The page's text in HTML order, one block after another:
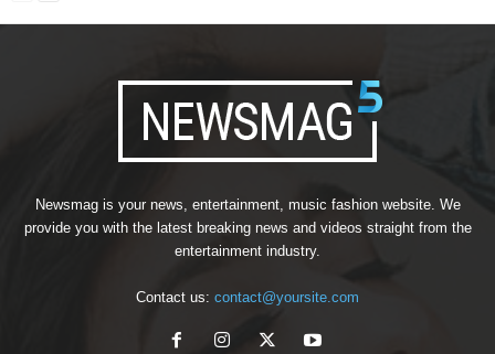
Newsmag is your news, entertainment, music fashion website. We
provide you with the latest breaking news and videos straight from the
entertainment industry.
Contact us: contact@yoursite.com